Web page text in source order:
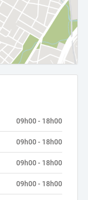
09h00 - 18h00
09h00 - 18h00
09h00 - 18h00
09h00 - 18h00